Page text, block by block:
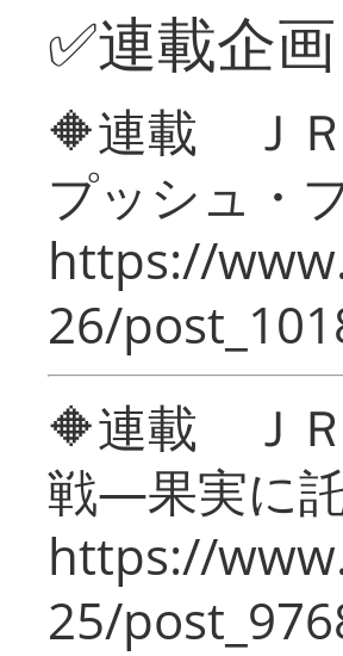
✅連載企画
🔶連載 Ｊ
プッシュ・
https://
26/
🔶連載 Ｊ
戦―果実に
https://
25/